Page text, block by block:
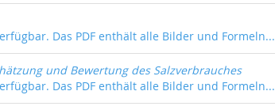
Das PDF enthält alle Bilder und Formeln...
und Bewertung des Salzverbrauches
Das PDF enthält alle Bilder und Formeln...